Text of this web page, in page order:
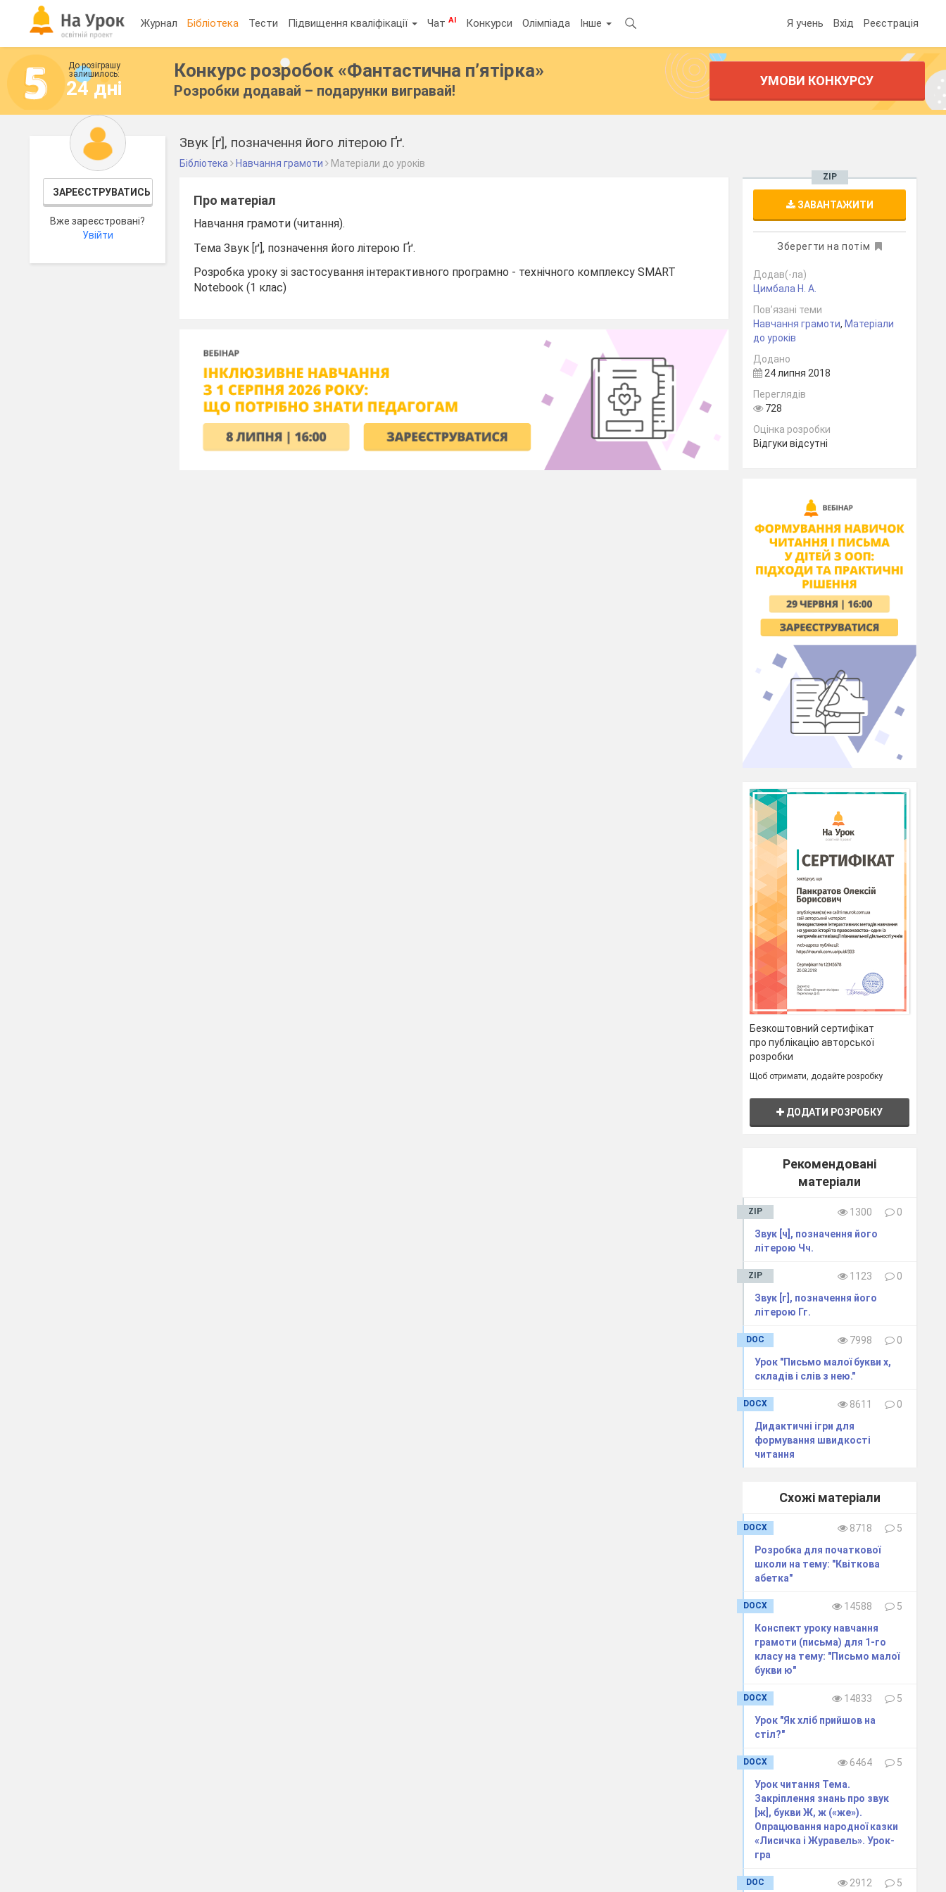
Журнал Бібліотека Тести Підвищення кваліфікації ЧатAI Конкурси Олімпіада Інше Я учень Вхід Реєстрація
До розіграшу
залишилось:
24 дні
Конкурс розробок «Фантастична п’ятірка»
Розробки додавай – подарунки вигравай!
УМОВИ КОНКУРСУ
ЗАРЕЄСТРУВАТИСЬ
Вже зареєстровані?
Увійти
Звук [ґ], позначення його літерою Ґґ.
Бібліотека Навчання грамоти Матеріали до уроків
Про матеріал
Навчання грамоти (читання).
Тема Звук [ґ], позначення його літерою Ґґ.
Розробка уроку зі застосування інтерактивного програмно - технічного комплексу SMART
Notebook (1 клас)
ZIP
ЗАВАНТАЖИТИ
Зберегти на потім
Додав(-ла)
Цимбала Н. А.
Пов’язані теми
Навчання грамоти, Матеріали
до уроків
Додано
24 липня 2018
Переглядів
728
Оцінка розробки
Відгуки відсутні
Безкоштовний сертифікат
про публікацію авторської
розробки
Щоб отримати, додайте розробку
ДОДАТИ РОЗРОБКУ
Рекомендовані
матеріали
ZIP 1300
0
Звук [ч], позначення його
літерою Чч.
ZIP 1123
0
Звук [г], позначення його
літерою Гг.
DOC 7998
0
Урок "Письмо малої букви х,
складів і слів з нею."
DOCX 8611
0
Дидактичні ігри для
формування швидкості
читання
Схожі матеріали
DOCX 8718
5
Розробка для початкової
школи на тему: "Квіткова
абетка"
DOCX 14588
5
Конспект уроку навчання
грамоти (письма) для 1-го
класу на тему: "Письмо малої
букви ю"
DOCX 14833
5
Урок "Як хліб прийшов на
стіл?"
DOCX 6464
5
Урок читання Тема.
Закріплення знань про звук
[ж], букви Ж, ж («же»).
Опрацювання народної казки
«Лисичка і Журавель». Урок-
гра
DOC 2912
5